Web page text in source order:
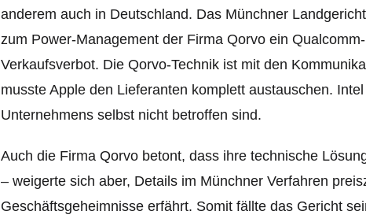
anderem auch in Deutschland. Das Münchner
zum Power-Management der Firma Qorvo ein
Verkaufsverbot. Die Qorvo-Technik ist mit den
musste Apple den Lieferanten komplett austauschen.
Unternehmens selbst nicht betroffen sind.
Auch die Firma Qorvo betont, dass ihre technische
– weigerte sich aber, Details im Münchner Verfahren
Geschäftsgeheimnisse erfährt. Somit fällte das Gericht